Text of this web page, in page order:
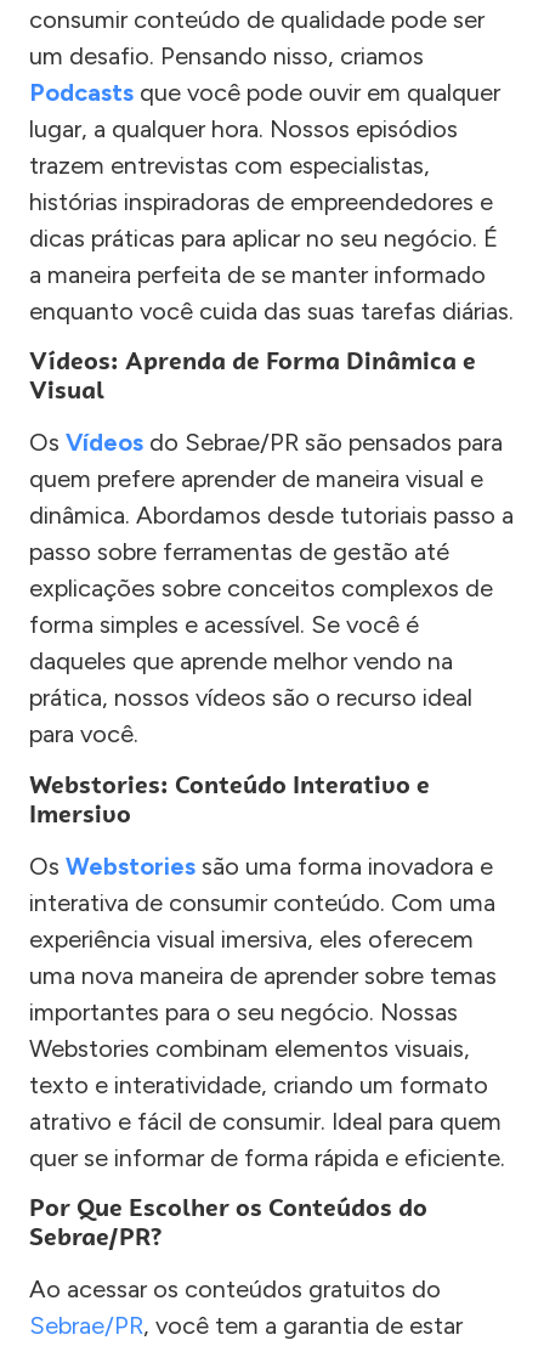
consumir conteúdo de qualidade pode ser
um desafio. Pensando nisso, criamos
Podcasts que você pode ouvir em qualquer
lugar, a qualquer hora. Nossos episódios
trazem entrevistas com especialistas,
histórias inspiradoras de empreendedores e
dicas práticas para aplicar no seu negócio. É
a maneira perfeita de se manter informado
enquanto você cuida das suas tarefas diárias.
Vídeos: Aprenda de Forma Dinâmica e
Visual
Os Vídeos do Sebrae/PR são pensados para
quem prefere aprender de maneira visual e
dinâmica. Abordamos desde tutoriais passo a
passo sobre ferramentas de gestão até
explicações sobre conceitos complexos de
forma simples e acessível. Se você é
daqueles que aprende melhor vendo na
prática, nossos vídeos são o recurso ideal
para você.
Webstories: Conteúdo Interativo e
Imersivo
Os Webstories são uma forma inovadora e
interativa de consumir conteúdo. Com uma
experiência visual imersiva, eles oferecem
uma nova maneira de aprender sobre temas
importantes para o seu negócio. Nossas
Webstories combinam elementos visuais,
texto e interatividade, criando um formato
atrativo e fácil de consumir. Ideal para quem
quer se informar de forma rápida e eficiente.
Por Que Escolher os Conteúdos do
Sebrae/PR?
Ao acessar os conteúdos gratuitos do
Sebrae/PR, você tem a garantia de estar